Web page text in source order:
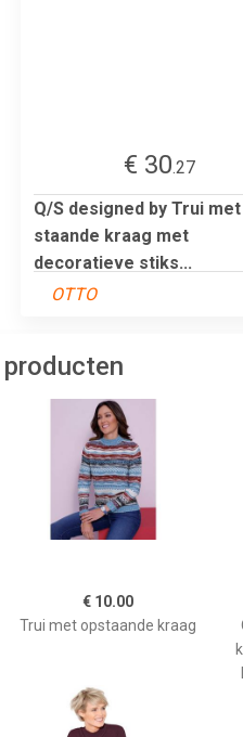
€ 30.27
Q/S designed by Trui met
staande kraag met
decoratieve stiks...
OTTO
€ 10.00
Trui met opstaande kraag